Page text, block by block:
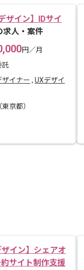
ザイン】IDサイ
求人・案件
円／月
託
ザイナー , UXデザイ
京都）
ザイン】シェアオ
サイト制作支援